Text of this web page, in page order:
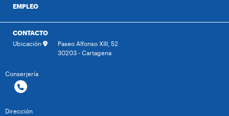
EMPLEO
CONTACTO
Ubicación
Paseo Alfonso XIII, 52
30203 - Cartagena
Conserjería
Dirección